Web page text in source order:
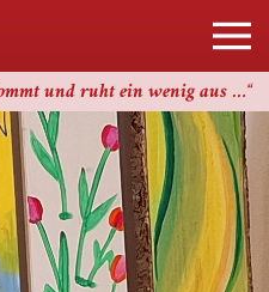
und ruht ein wenig aus …